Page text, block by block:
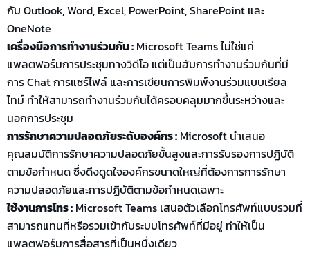
กับ Outlook, Word, Excel, PowerPoint, SharePoint และ
OneNote
เครื่องมือการทำงานร่วมกัน : Microsoft Teams ไม่ใช่แค่
แพลตฟอร์มการประชุมทางวิดีโอ แต่เป็นฮับการทำงานร่วมกันที่มี
การ Chat การแชร์ไฟล์ และการเขียนการพิมพ์งานร่วมแบบเรียล
ไทม์ ทำให้สามารถทำงานร่วมกันได้ครอบคลุมมากขึ้นระหว่างและ
นอกการประชุม
การรักษาความปลอดภัยระดับองค์กร : Microsoft นำเสนอ
คุณสมบัติการรักษาความปลอดภัยขั้นสูงและการรับรองการปฏิบัติ
ตามข้อกำหนด ซึ่งดึงดูดใจองค์กรขนาดใหญ่ที่ต้องการการรักษา
ความปลอดภัยและการปฏิบัติตามข้อกำหนดเฉพาะ
ใช้งานการโทร : Microsoft Teams เสนอตัวเลือกโทรศัพท์แบบรวมที่
สามารถแทนที่หรือรวมเข้ากับระบบโทรศัพท์ที่มีอยู่ ทำให้เป็น
แพลตฟอร์มการสื่อสารที่เป็นหนึ่งเดียว